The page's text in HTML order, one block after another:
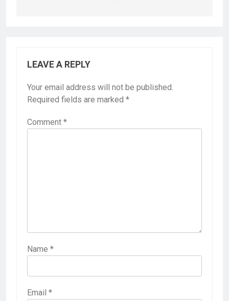
LEAVE A REPLY
Your email address will not be published.
Required fields are marked *
Comment *
Name *
Email *